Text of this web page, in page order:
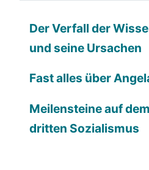
Der Verfall der
und seine Ursachen
Fast alles über
Meilensteine auf
dritten Sozialismus